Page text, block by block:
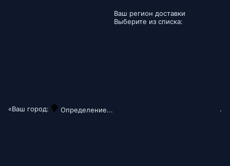
«Ваш город: Определение...
Ваш регион доставки
Выберите из списка:
.